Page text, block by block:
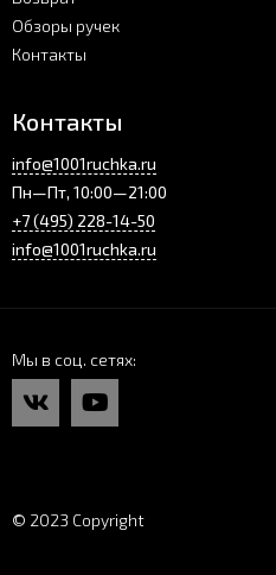
Обзоры ручек
Контакты
Контакты
info@1001ruchka.ru
Пн—Пт, 10:00—21:00
+7 (495) 228-14-50
info@1001ruchka.ru
Мы в соц. сетях
© 2023 Copyright